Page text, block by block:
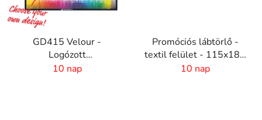
GD415 Velour -
Logózott
reklámszőnyeg - 4 mm
10 nap
Promóciós lábtörlő -
textil felület - 115x180
cm
10 nap